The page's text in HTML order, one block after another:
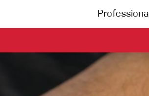
Professional